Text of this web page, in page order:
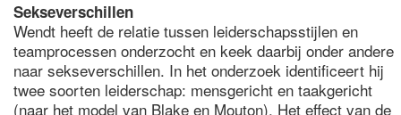
Sekseverschillen
Wendt heeft de relatie tussen leiderschapsstijlen en
teamprocessen onderzocht en keek daarbij onder andere
naar sekseverschillen. In het onderzoek identificeert hij
twee soorten leiderschap: mensgericht en taakgericht
(naar het model van Blake en Mouton). Het effect van de